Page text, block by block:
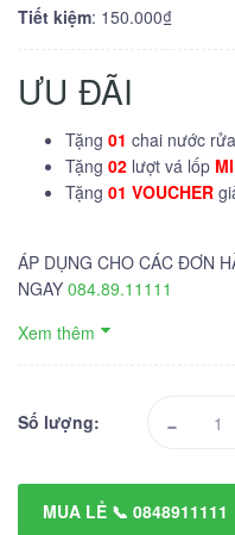
Tiết kiệm: 150.000₫
ƯU ĐÃI
Tặng 01 chai nước
Tặng 02 lượt vá lốp
Tặng 01 VOUCHER
ÁP DỤNG CHO CÁC ĐƠN
NGAY 084.89.11111
Xem thêm
Số lượng: -
MUA LẺ 📞 0848911111